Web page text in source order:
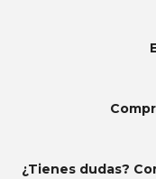
¿Tienes dudas?